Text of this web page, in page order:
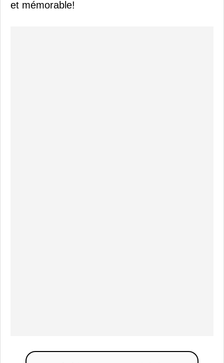
et mémorable!